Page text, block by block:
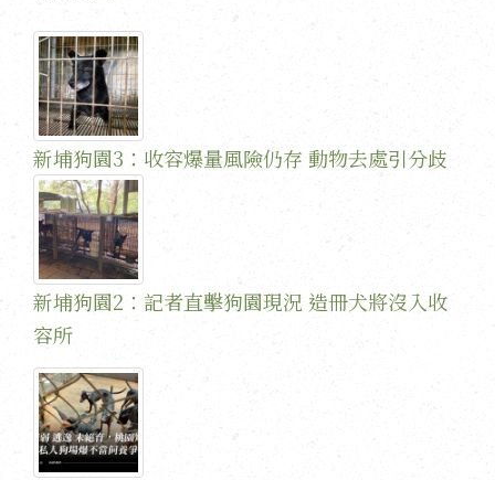
新埔狗園3：收容爆量風險仍存 動物去處引分歧
新埔狗園2：記者直擊狗園現況 造冊犬將沒入收
容所